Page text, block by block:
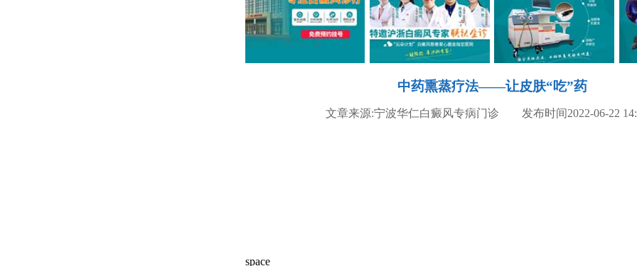
中药熏蒸疗法——让皮肤“吃”药
文章来源:宁波华仁白癜风专病门诊 发布时间2022-06-22
space